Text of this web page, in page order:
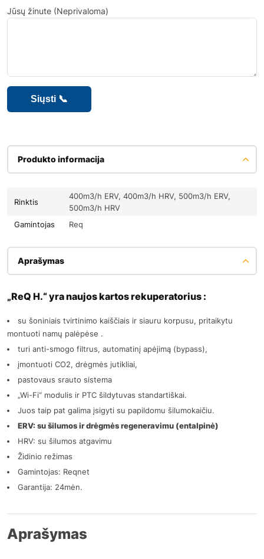
Jūsų žinute (Neprivaloma)
Produkto informacija
Rinktis
400m3/h ERV, 400m3/h HRV, 500m3/h ERV,
500m3/h HRV
Gamintojas
Req
Aprašymas
„ReQ H.“ yra naujos kartos rekuperatorius :
su šoniniais tvirtinimo kaiščiais ir siauru korpusu, pritaikytu
montuoti namų palėpėse .
turi anti-smogo filtrus, automatinį apėjimą (bypass),
įmontuoti CO2, drėgmės jutikliai,
pastovaus srauto sistema
„Wi-Fi“ modulis ir PTC šildytuvas standartiškai.
Juos taip pat galima įsigyti su papildomu šilumokaičiu.
ERV: su šilumos ir drėgmės regeneravimu (entalpinė)
HRV: su šilumos atgavimu
Židinio režimas
Gamintojas: Reqnet
Garantija: 24mėn.
Aprašymas